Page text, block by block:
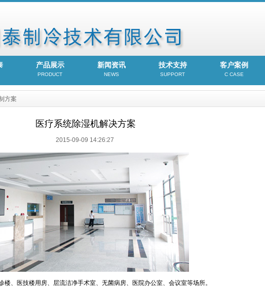
产品展示
PRODUCT
新闻资讯
NEWS
技术支持
SUPPORT
客户案例
C CASE
方案
医疗系统除湿机解决方案
2015-09-09 14:26:27
楼、医技楼用房、层流洁净手术室、无菌病房、医院办公室、会议室等场所。